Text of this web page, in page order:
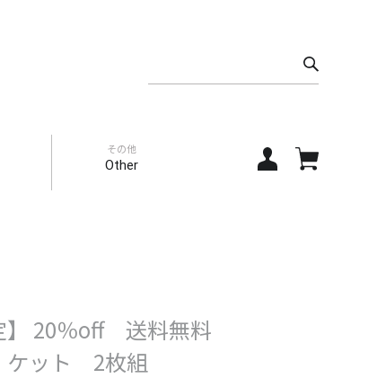
その他
Other
】 20％off 送料無料
ット 2枚組